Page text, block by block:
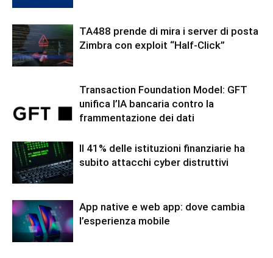
TA488 prende di mira i server di posta
Zimbra con exploit “Half-Click”
Transaction Foundation Model: GFT
unifica l’IA bancaria contro la
frammentazione dei dati
Il 41% delle istituzioni finanziarie ha
subito attacchi cyber distruttivi
App native e web app: dove cambia
l’esperienza mobile